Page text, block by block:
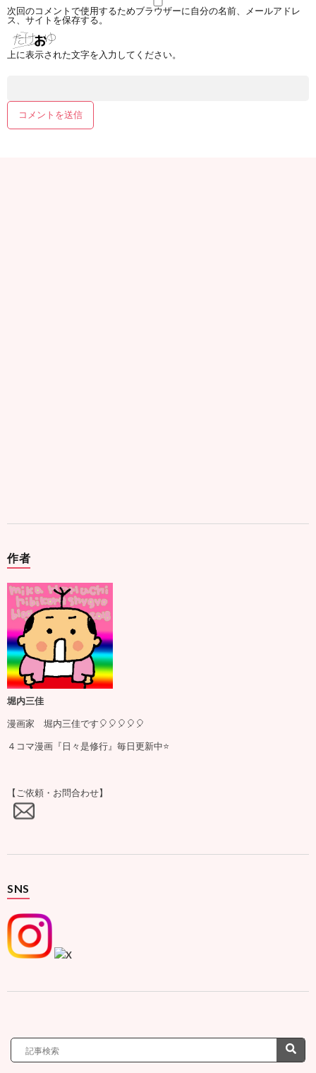
次回のコメントで使用するためブラウザーに自分の名前、メールアドレ
ス、サイトを保存する。
上に表示された文字を入力してください。
作者
堀内三佳
漫画家 堀内三佳です🎈🎈🎈🎈🎈
４コマ漫画『日々是修行』毎日更新中⭐️
【ご依頼・お問合わせ】
SNS